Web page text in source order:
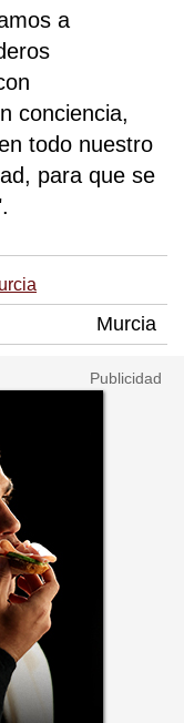
a
conciencia,
todo nuestro
para que se
Murcia